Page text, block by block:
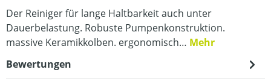
Der Reiniger für lange Haltbarkeit auch unter
Dauerbelastung. Robuste Pumpenkonstruktion.
massive Keramikkolben. ergonomisch… Mehr
Bewertungen